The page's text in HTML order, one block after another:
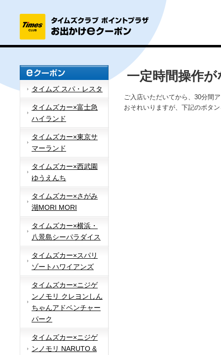
タイムズ スパ・レスタ
タイムズカー×富士急
ハイランド
タイムズカー×東京サ
マーランド
タイムズカー×西武園
ゆうえんち
タイムズカー×さがみ
湖MORI MORI
タイムズカー×横浜・
八景島シーパラダイス
タイムズカー×スパリ
ゾートハワイアンズ
タイムズカー×ニジゲ
ンノモリ クレヨンしん
ちゃんアドベンチャー
パーク
タイムズカー×ニジゲ
ンノモリ NARUTO &
一定時間操作
ご入店いただいてから、30分間
おそれいりますが、下記のボタ